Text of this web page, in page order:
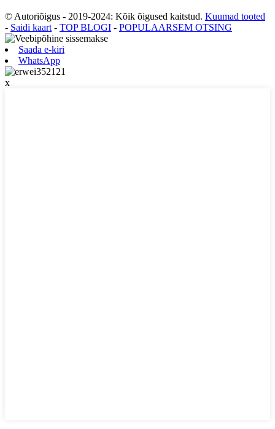
© Autoriõigus - 2019-2024: Kõik õigused kaitstud. Kuumad tooted
- Saidi kaart - TOP BLOGI - POPULAARSEM OTSING
Saada e-kiri
WhatsApp
x